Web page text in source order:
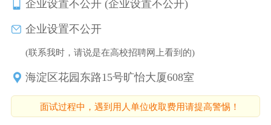
企业设置不公开 (企业设置不公开)
企业设置不公开
(联系我时，请说是在高校招聘网上看到的)
海淀区花园东路15号旷怡大厦608室
面试过程中，遇到用人单位收取费用请提高警惕！